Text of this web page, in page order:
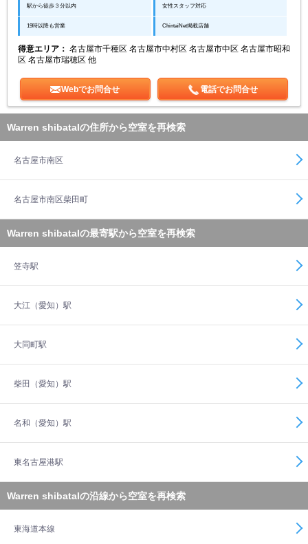
駅から徒歩３分以内 女性スタッフ対応
19時以降も営業 ChintaiNet掲載店舗
得意エリア： 名古屋市千種区 名古屋市中村区 名古屋市中区 名古屋市昭和
区 名古屋市瑞穂区 他
Webでお問合せ 電話でお問合せ
Warren shibataIの住所から空室を再検索
名古屋市南区
名古屋市南区柴田町
Warren shibataIの最寄駅から空室を再検索
笠寺駅
大江（愛知）駅
大同町駅
柴田（愛知）駅
名和（愛知）駅
東名古屋港駅
Warren shibataIの沿線から空室を再検索
東海道本線